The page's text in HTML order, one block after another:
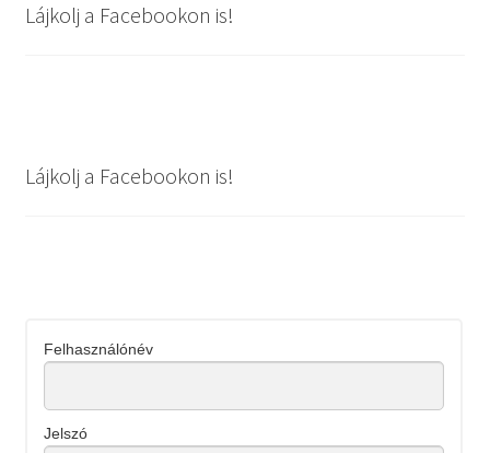
Lájkolj a Facebookon is!
Lájkolj a Facebookon is!
Felhasználónév
Jelszó